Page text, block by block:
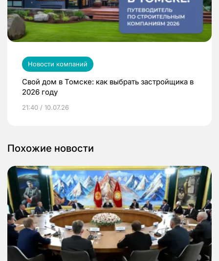
Новости компаний
Свой дом в Томске: как выбрать застройщика в
2026 году
21:40 / 10.07.26
Похожие новости